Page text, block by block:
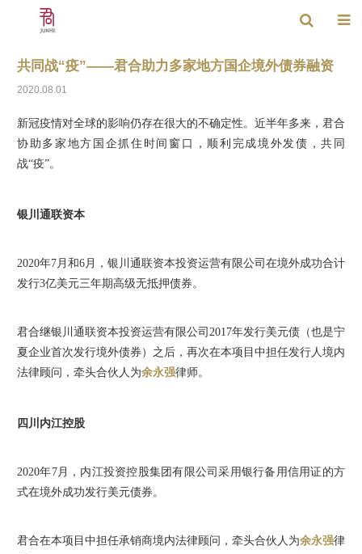
共同战“疫”——君合助力多家地方国企境外债券融资
2020.08.01
新冠疫情对全球的影响仍存在很大的不确定性。近半年多来，君合
协助多家地方国企抓住时间窗口，顺利完成境外发债，共同
战“疫”。
银川通联资本
2020年7月和6月，银川通联资本投资运营有限公司在境外成功合计
发行3亿美元三年期高级无抵押债券。
君合继银川通联资本投资运营有限公司2017年发行美元债（也是宁
夏企业首次发行境外债券）之后，再次在本项目中担任发行人境内
法律顾问，牵头合伙人为余永强律师。
四川内江控股
2020年7月，内江投资控股集团有限公司采用银行备用信用证的方
式在境外成功发行美元债券。
君合在本项目中担任承销商境内法律顾问，牵头合伙人为余永强律